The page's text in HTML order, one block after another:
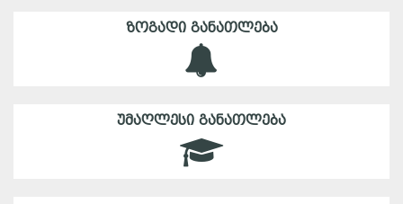
ᲖᲝᲒᲐᲓᲘ ᲒᲐᲜᲐᲗᲚᲔᲑᲐ
ᲣᲛᲐᲦᲚᲔᲡᲘ ᲒᲐᲜᲐᲗᲚᲔᲑᲐ